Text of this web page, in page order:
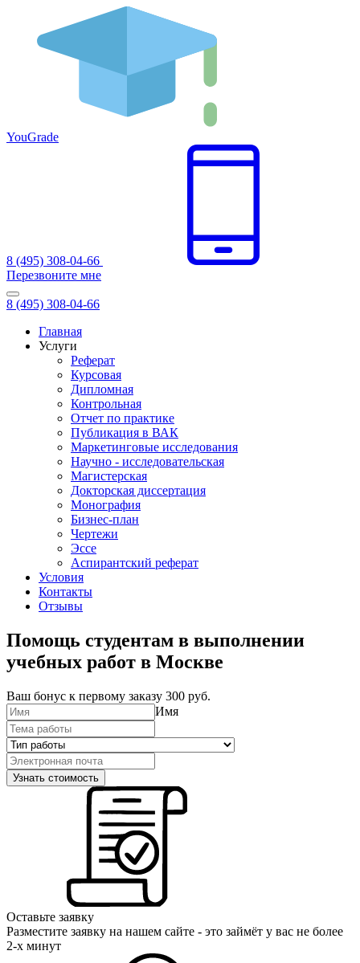
YouGrade
8 (495) 308-04-66
Перезвоните мне
8 (495) 308-04-66
Главная
Услуги
Реферат
Курсовая
Дипломная
Контрольная
Отчет по практике
Публикация в ВАК
Маркетинговые исследования
Научно - исследовательская
Магистерская
Докторская диссертация
Монография
Бизнес-план
Чертежи
Эссе
Аспирантский реферат
Условия
Контакты
Отзывы
Помощь студентам в выполнении
учебных работ в Москве
Ваш бонус к первому заказу 300 руб.
Имя
Оставьте заявку
Разместите заявку на нашем сайте - это займёт у вас не более
2-х минут